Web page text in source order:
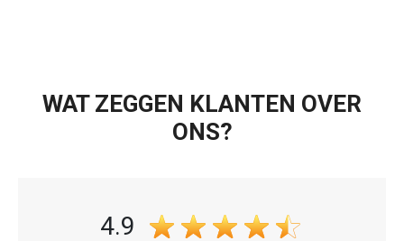
WAT ZEGGEN KLANTEN OVER
ONS?
4.9